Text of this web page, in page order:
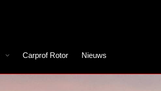
Carprof Rotor
Nieuws